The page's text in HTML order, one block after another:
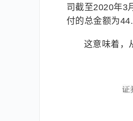
司截至2020年3
付的总金额为
这意味着，